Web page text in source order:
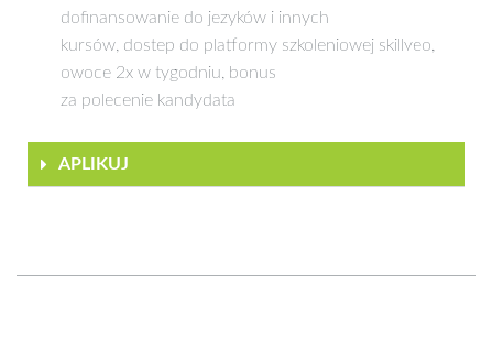
dofinansowanie do jezyków i innych
kursów, dostep do platformy szkoleniowej skillveo,
owoce 2x w tygodniu, bonus
za polecenie kandydata
APLIKUJ